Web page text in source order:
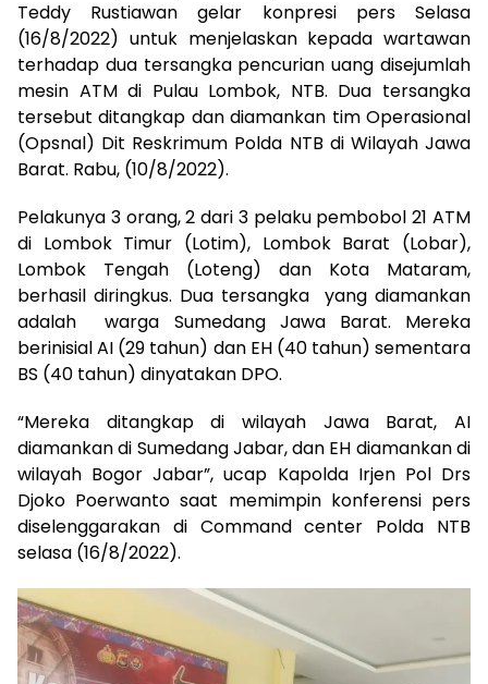
Teddy Rustiawan gelar konpresi pers Selasa
(16/8/2022) untuk menjelaskan kepada wartawan
terhadap dua tersangka pencurian uang disejumlah
mesin ATM di Pulau Lombok, NTB. Dua tersangka
tersebut ditangkap dan diamankan tim Operasional
(Opsnal) Dit Reskrimum Polda NTB di Wilayah Jawa
Barat. Rabu, (10/8/2022).
Pelakunya 3 orang, 2 dari 3 pelaku pembobol 21 ATM
di Lombok Timur (Lotim), Lombok Barat (Lobar),
Lombok Tengah (Loteng) dan Kota Mataram,
berhasil diringkus. Dua tersangka yang diamankan
adalah warga Sumedang Jawa Barat. Mereka
berinisial AI (29 tahun) dan EH (40 tahun) sementara
BS (40 tahun) dinyatakan DPO.
“Mereka ditangkap di wilayah Jawa Barat, AI
diamankan di Sumedang Jabar, dan EH diamankan di
wilayah Bogor Jabar”, ucap Kapolda Irjen Pol Drs
Djoko Poerwanto saat memimpin konferensi pers
diselenggarakan di Command center Polda NTB
selasa (16/8/2022).